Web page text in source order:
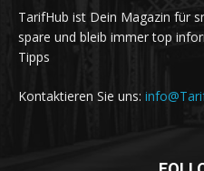
TarifHub ist Dein Magazin für
spare und bleib immer top
Tipps
Kontaktieren Sie uns: